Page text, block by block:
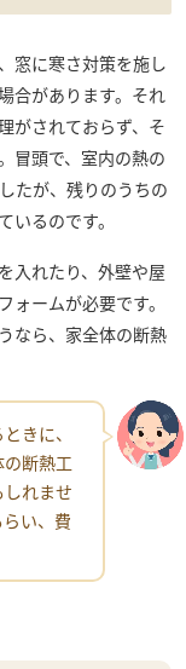
窓に寒さ対策を施し
合があります。それ
がされておらず、そ
冒頭で、室内の熱の
たが、残りのうちの
るのです。
入れたり、外壁や屋
ームが必要です。
なら、家全体の断熱
きに、
断熱工
れませ
い、費